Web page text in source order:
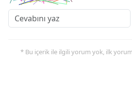
* Bu içerik ile ilgili yorum yok, ilk